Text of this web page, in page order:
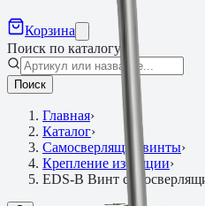
Корзина
Поиск по каталогу
Поиск
Главная›
Каталог›
Самосверлящие винты›
Крепление изоляции›
EDS-B Винт